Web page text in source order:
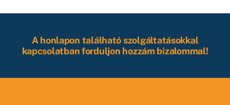
A honlapon található szolgáltatásokkal
kapcsolatban forduljon hozzám bizalommal!